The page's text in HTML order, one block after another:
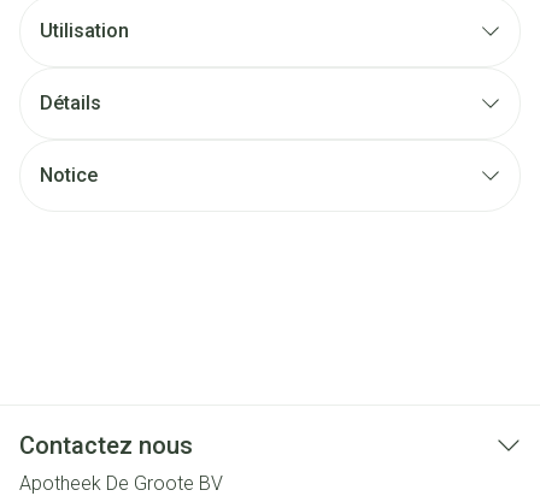
Utilisation
Détails
Notice
Contactez nous
Apotheek De Groote BV